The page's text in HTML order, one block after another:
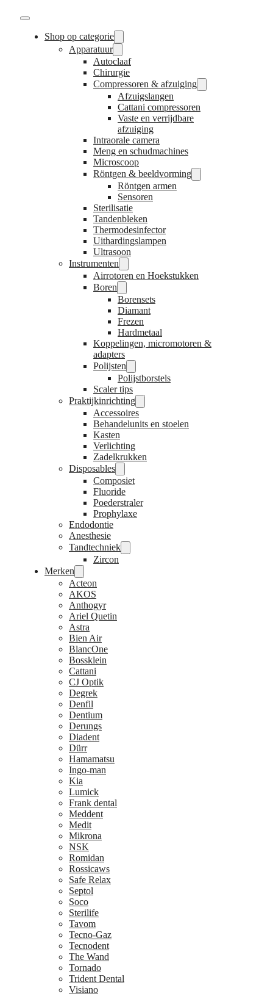
Shop op categorie
Apparatuur
Autoclaaf
Chirurgie
Compressoren & afzuiging
Afzuigslangen
Cattani compressoren
Vaste en verrijdbare
afzuiging
Intraorale camera
Meng en schudmachines
Microscoop
Röntgen & beeldvorming
Röntgen armen
Sensoren
Sterilisatie
Tandenbleken
Thermodesinfector
Uithardingslampen
Ultrasoon
Instrumenten
Airrotoren en Hoekstukken
Boren
Borensets
Diamant
Frezen
Hardmetaal
Koppelingen, micromotoren &
adapters
Polijsten
Polijstborstels
Scaler tips
Praktijkinrichting
Accessoires
Behandelunits en stoelen
Kasten
Verlichting
Zadelkrukken
Disposables
Composiet
Fluoride
Poederstraler
Prophylaxe
Endodontie
Anesthesie
Tandtechniek
Zircon
Merken
Acteon
AKOS
Anthogyr
Ariel Quetin
Astra
Bien Air
BlancOne
Bossklein
Cattani
CJ Optik
Degrek
Denfil
Dentium
Derungs
Diadent
Dürr
Hamamatsu
Ingo-man
Kia
Lumick
Frank dental
Meddent
Medit
Mikrona
NSK
Romidan
Rossicaws
Safe Relax
Septol
Soco
Sterilife
Tavom
Tecno-Gaz
Tecnodent
The Wand
Tornado
Trident Dental
Visiano